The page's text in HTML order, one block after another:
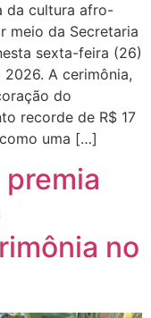
da cultura afro-
meio da Secretaria
sexta-feira (26)
A cerimônia,
do
recorde de R$ 17
uma […]
no